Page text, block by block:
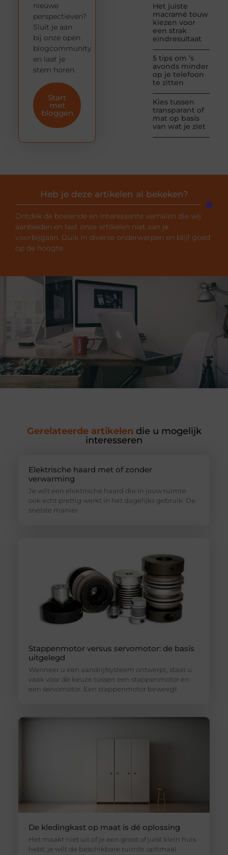
Het juiste
macramé touw
kiezen voor
een strak
eindresultaat
5 tips om ’s
avonds minder
op je telefoon
te zitten
Kies tussen
transparant of
mat op basis
van wat je ziet
nieuwe
perspectieven?
Sluit je aan
bij onze open
blogcommunity
en laat je
stem horen.
Start
met
bloggen
Heb je deze artikelen al bekeken?
Ontdek de boeiende en interessante verhalen die wij
aanbieden en laat onze artikelen niet aan je
voorbijgaan. Duik in diverse onderwerpen en blijf goed
op de hoogte.
Gerelateerde artikelen die u mogelijk
interesseren
Elektrische haard met of zonder
verwarming
Je wilt een elektrische haard die in jouw ruimte
ook echt prettig werkt in het dagelijks gebruik. De
snelste manier
Stappenmotor versus servomotor: de basis
uitgelegd
Wanneer u een aandrijfsysteem ontwerpt, staat u
vaak voor de keuze tussen een stappenmotor en
een servomotor. Een stappenmotor beweegt
De kledingkast op maat is dé oplossing
Het maakt niet uit of je een groot of juist klein huis
hebt: je wilt de beschikbare ruimte optimaal